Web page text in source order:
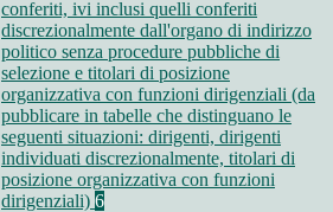
conferiti, ivi inclusi quelli conferiti
discrezionalmente dall'organo di indirizzo
politico senza procedure pubbliche di
selezione e titolari di posizione
organizzativa con funzioni dirigenziali (da
pubblicare in tabelle che distinguano le
seguenti situazioni: dirigenti, dirigenti
individuati discrezionalmente, titolari di
posizione organizzativa con funzioni
dirigenziali) 6